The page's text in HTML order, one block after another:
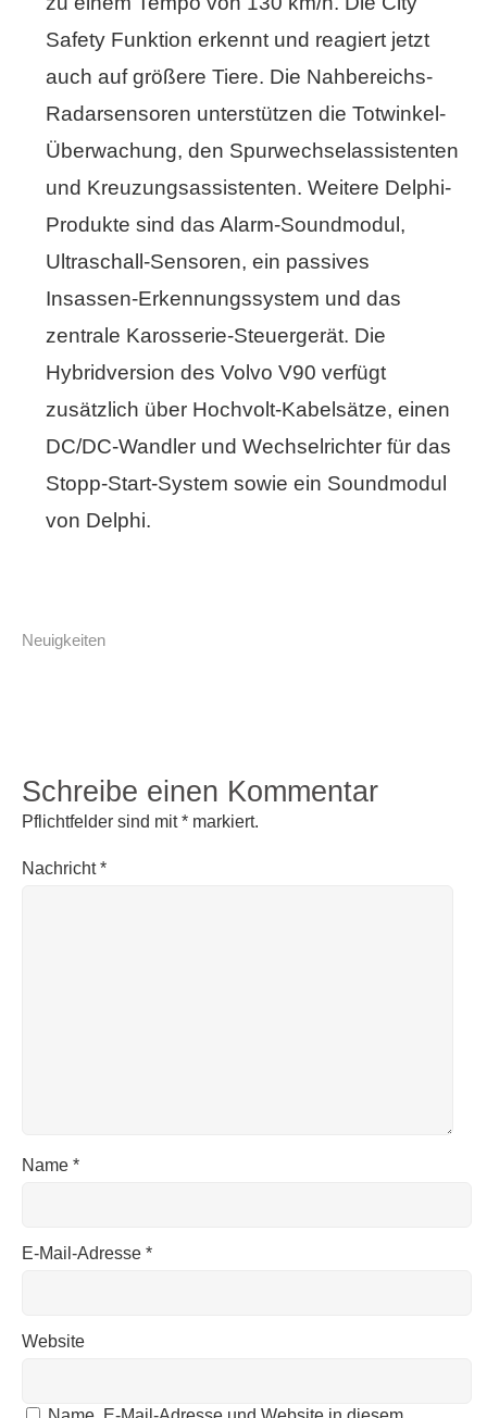
Safety Funktion erkennt und reagiert jetzt
auch auf größere Tiere. Die Nahbereichs-
Radarsensoren unterstützen die Totwinkel-
Überwachung, den Spurwechselassistenten
und Kreuzungsassistenten. Weitere Delphi-
Produkte sind das Alarm-Soundmodul,
Ultraschall-Sensoren, ein passives
Insassen-Erkennungssystem und das
zentrale Karosserie-Steuergerät. Die
Hybridversion des Volvo V90 verfügt
zusätzlich über Hochvolt-Kabelsätze, einen
DC/DC-Wandler und Wechselrichter für das
Stopp-Start-System sowie ein Soundmodul
von Delphi.
Neuigkeiten
Schreibe einen Kommentar
Pflichtfelder sind mit* markiert.
Nachricht*
Name *
E-Mail-Adresse *
Website